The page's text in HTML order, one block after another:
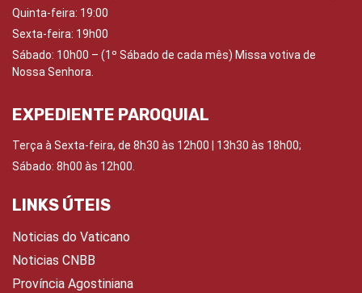
Quinta-feira: 19:00
Sexta-feira: 19h00
Sábado: 10h00 – (1º Sábado de cada mês) Missa votiva de
Nossa Senhora.
EXPEDIENTE PAROQUIAL
Terça à Sexta-feira, de 8h30 às 12h00 | 13h30 às 18h00;
Sábado: 8h00 às 12h00.
LINKS ÚTEIS
Noticias do Vaticano
Noticias CNBB
Província Agostiniana